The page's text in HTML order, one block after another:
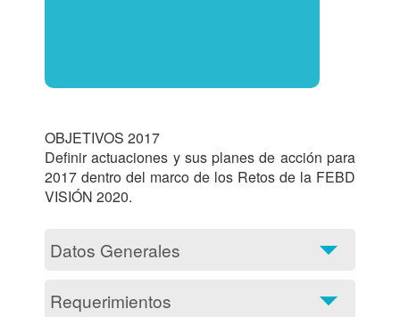
OBJETIVOS 2017
Definir actuaciones y sus planes de acción para
2017 dentro del marco de los Retos de la FEBD
Datos Generales
Requerimientos